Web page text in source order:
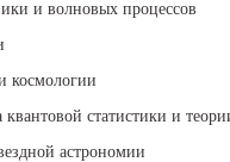
и волновых процессов
космологии
статистики и
астрономии